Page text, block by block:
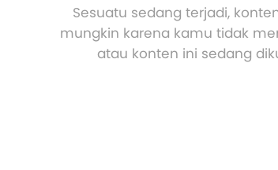
Sesuatu sedang terjadi,
mungkin karena kamu tidak
atau konten ini sedang